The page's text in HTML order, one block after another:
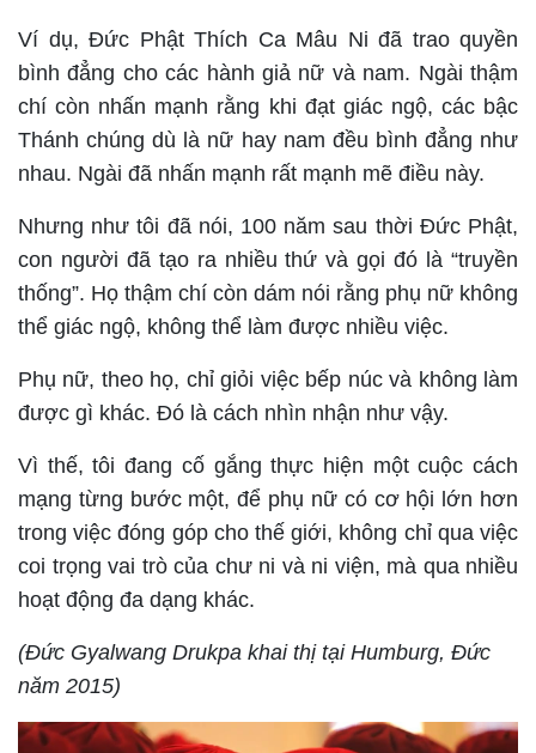
Ví dụ, Đức Phật Thích Ca Mâu Ni đã trao quyền
bình đẳng cho các hành giả nữ và nam. Ngài thậm
chí còn nhấn mạnh rằng khi đạt giác ngộ, các bậc
Thánh chúng dù là nữ hay nam đều bình đẳng như
nhau. Ngài đã nhấn mạnh rất mạnh mẽ điều này.
Nhưng như tôi đã nói, 100 năm sau thời Đức Phật,
con người đã tạo ra nhiều thứ và gọi đó là “truyền
thống”. Họ thậm chí còn dám nói rằng phụ nữ không
thể giác ngộ, không thể làm được nhiều việc.
Phụ nữ, theo họ, chỉ giỏi việc bếp núc và không làm
được gì khác. Đó là cách nhìn nhận như vậy.
Vì thế, tôi đang cố gắng thực hiện một cuộc cách
mạng từng bước một, để phụ nữ có cơ hội lớn hơn
trong việc đóng góp cho thế giới, không chỉ qua việc
coi trọng vai trò của chư ni và ni viện, mà qua nhiều
hoạt động đa dạng khác.
(Đức Gyalwang Drukpa khai thị tại Humburg, Đức
năm 2015)